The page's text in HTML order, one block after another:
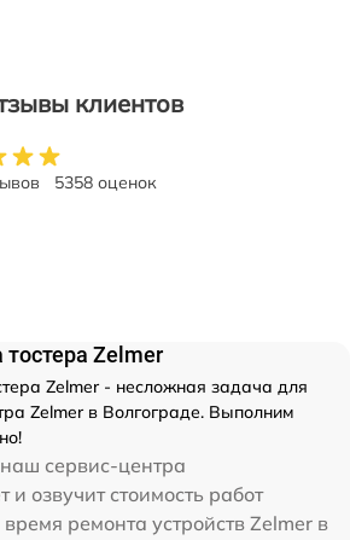
клиентов
5358 оценок
Zelmer
Zelmer - несложная задача для
Zelmer в Волгограде. Выполним
сервис-центра
и озвучит стоимость работ
ремонта устройств Zelmer в